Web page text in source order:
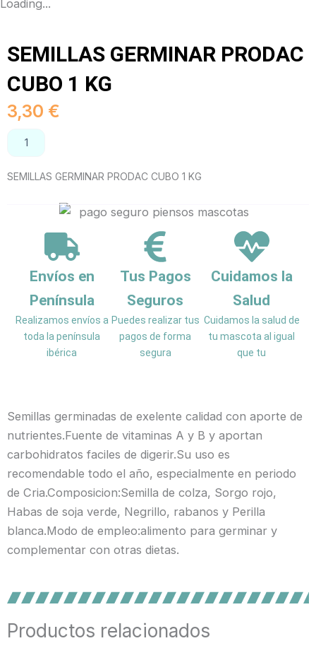
Loading...
SEMILLAS GERMINAR PRODAC
CUBO 1 KG
3,30 €
GERMINAR
CUBO
SEMILLAS GERMINAR PRODAC CUBO 1 KG
Envíos en
Península
Realizamos envíos a
toda la península
ibérica
Tus Pagos
Seguros
Puedes realizar tus
pagos de forma
segura
Cuidamos la
Salud
Cuidamos la salud de
tu mascota al igual
que tu
Semillas germinadas de exelente calidad con aporte de
nutrientes.Fuente de vitaminas A y B y aportan
carbohidratos faciles de digerir.Su uso es
recomendable todo el año, especialmente en periodo
de Cria.Composicion:Semilla de colza, Sorgo rojo,
Habas de soja verde, Negrillo, rabanos y Perilla
blanca.Modo de empleo:alimento para germinar y
complementar con otras dietas.
Productos relacionados